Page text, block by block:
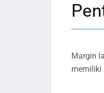
Margin
memiliki